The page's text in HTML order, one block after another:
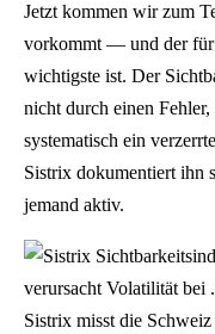
n
e
n
4
–
1
0
j
e
3
Jetzt kommen wir zum
vorkommt — und der für
wichtigste ist. Der
nicht durch einen
systematisch ein
Sistrix dokumentiert ihn
jemand aktiv.
Sistrix misst die